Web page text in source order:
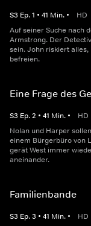
S3 Ep.1 • 41 Min. • HD
Auf seiner Suche nach
Armstrong. Der
sein. John riskiert
befreien.
Eine Frage des
S3 Ep.2 • 41 Min. • HD
Nolan und Harper
einem Bürgerbüro von
gerät West immer
aneinander.
Familienbande
S3 Ep.3 • 41 Min. • HD